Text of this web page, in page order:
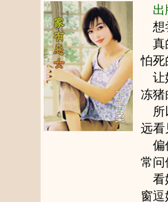
出
想
真
怕死
让
冻猪
所
远看
偏
常问
看
窗逗